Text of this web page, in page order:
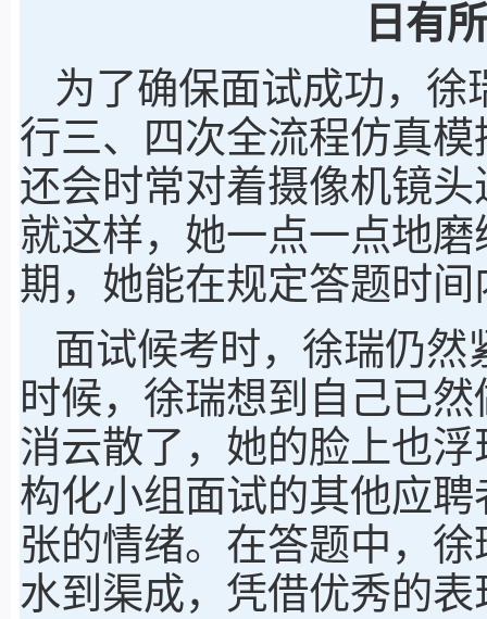
日有
为了确保面试成功，
行三、四次全流程仿真
还会时常对着摄像机镜
就这样，她一点一点地
期，她能在规定答题时
面试候考时，徐瑞仍
时候，徐瑞想到自己已
消云散了，她的脸上也
构化小组面试的其他应
张的情绪。在答题中，
水到渠成，凭借优秀的